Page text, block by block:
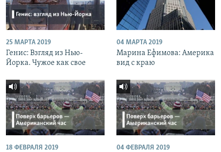
25 МАРТА 2019
Генис: Взгляд из Нью-
Йорка. Чужое как свое
04 МАРТА 2019
Марина Ефимова: Америка
вид с краю
18 ФЕВРАЛЯ 2019 04 ФЕВРАЛЯ 2019